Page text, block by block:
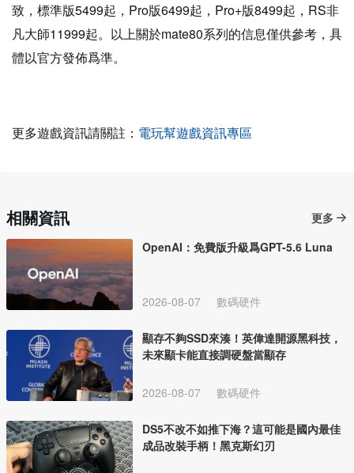
致，標準版5499起，Pro版6499起，Pro+版8499起，RS非
凡大師11999起。以上關於mate80系列的信息僅供參考，具
體以官方發佈爲準。
更多遊戲資訊請關註： 電玩幫遊戲資訊專區
相關資訊
更多
OpenAI：免費版升級爲GPT-5.6 Luna
2026-08-07 數碼硬件
顯存不夠SSD來湊！英偉達開源黑科技，
未來顯卡能直接調硬盤當顯存
2026-08-07 數碼硬件
DS5不改不如推下海？這可能是國內最佳
成品改裝手柄！黑克斯幻刃